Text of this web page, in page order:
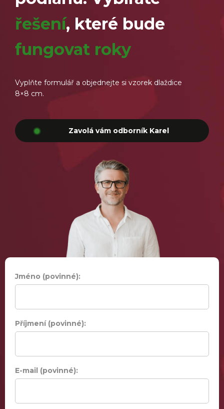
řešení, které bude
fungovat roky
Vyplňte formulář a objednejte si vzorek dlaždice
8×8 cm.
Zavolá vám odborník Karel
Jméno (povinné):
Příjmení (povinné):
E-mail (povinné):